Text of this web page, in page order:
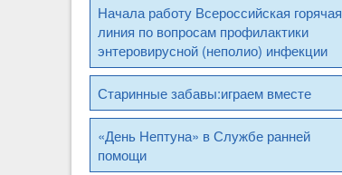
Начала работу Всероссийская горячая
линия по вопросам профилактики
энтеровирусной (неполио) инфекции
Старинные забавы:играем вместе
«День Нептуна» в Службе ранней
помощи